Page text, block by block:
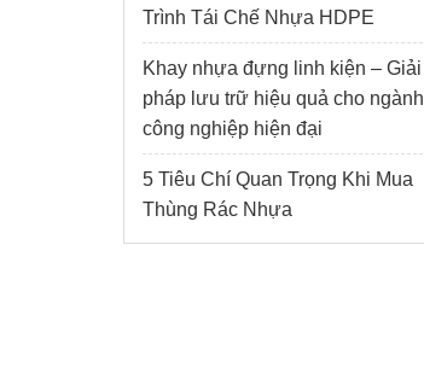
Trình Tái Chế Nhựa HDPE
Khay nhựa đựng linh kiện – Giải
pháp lưu trữ hiệu quả cho ngành
công nghiệp hiện đại
5 Tiêu Chí Quan Trọng Khi Mua
Thùng Rác Nhựa